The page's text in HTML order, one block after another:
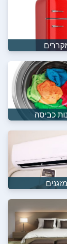
כביסה
מזגנים